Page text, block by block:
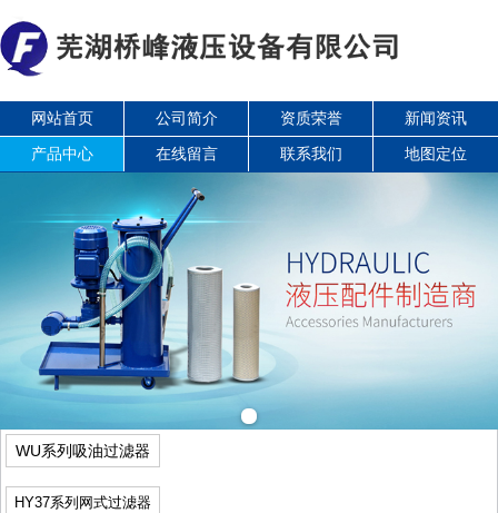
网站首页 公司简介 资质荣誉
新闻资讯
产品中心
在线留言 联系我们 地图定位
WU系列吸油过滤器
HY37系列网式过滤器